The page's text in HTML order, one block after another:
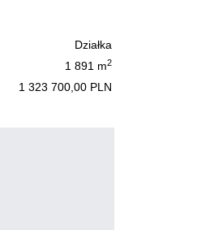
Działka
1 891 m2
1 323 700,00 PLN